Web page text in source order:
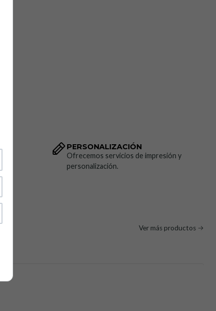
PERSONALIZACIÓN
Ofrecemos servicios de impresión y
personalización.
Ver más productos